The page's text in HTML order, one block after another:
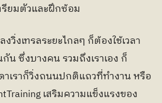
รียมตัวและฝึกซ้อม
งเทรลระยะไกลๆ ก็ต้องใช้เวลา
ซึ่งบางคน รวมถึงเราเอง ก็
าเราก็วิ่งถนนปกติแถวที่ทำงาน หรือ
เสริมความแข็งแรงของ